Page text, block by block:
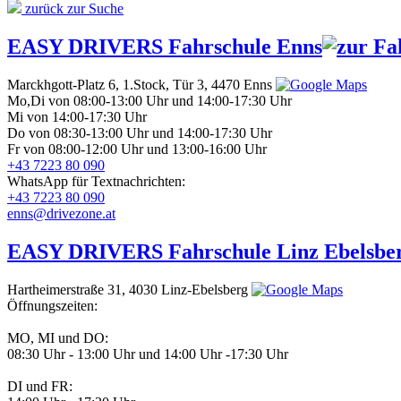
zurück zur Suche
EASY DRIVERS Fahrschule Enns
Marckhgott-Platz 6, 1.Stock, Tür 3, 4470 Enns
Mo,Di von 08:00-13:00 Uhr und 14:00-17:30 Uhr
Mi von 14:00-17:30 Uhr
Do von 08:30-13:00 Uhr und 14:00-17:30 Uhr
Fr von 08:00-12:00 Uhr und 13:00-16:00 Uhr
+43 7223 80 090
WhatsApp für Textnachrichten:
+43 7223 80 090
enns@drivezone.at
EASY DRIVERS Fahrschule Linz
Hartheimerstraße 31, 4030 Linz-Ebelsberg
Öffnungszeiten:
MO, MI und DO:
08:30 Uhr - 13:00 Uhr und 14:00 Uhr -17:30 Uhr
DI und FR: